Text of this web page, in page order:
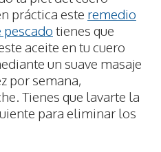
práctica este remedio
pescado tienes que
aceite en tu cuero
un suave masaje
por semana,
Tienes que lavarte la
para eliminar los